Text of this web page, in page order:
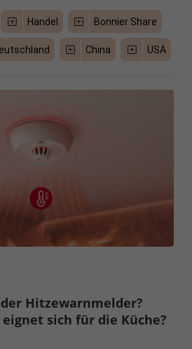
Handel Bonnier Share
China USA
Hitzewarnmelder?
eignet sich für die Küche?